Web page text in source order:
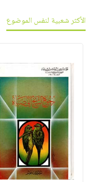
الأكثر شعبية لنفس الموضوع